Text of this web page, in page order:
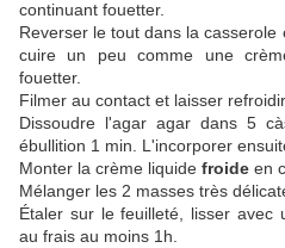
continuant fouetter.
Reverser le tout dans la
cuire un peu comme une
fouetter.
Filmer au contact et laisser refroidir.
Dissoudre l'agar agar dans 5
ébullition 1 min. L'incorporer
Monter la crème liquide froide en
Mélanger les 2 masses très
Étaler sur le feuilleté, lisser avec
au frais au moins 1h.